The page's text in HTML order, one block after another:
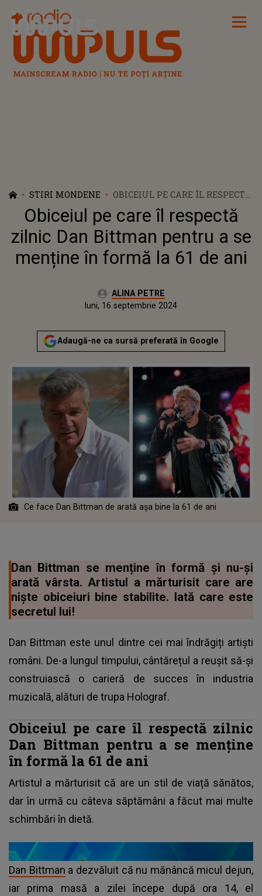
Radio Impuls
STIRI MONDENE
OBICEIUL PE CARE ÎL RESPECTĂ
ZILNIC DAN BITTMAN PENTRU
A SE MENȚINE ÎN FORMĂ LA 61
DE ANI
Obiceiul pe care îl respectă
zilnic Dan Bittman pentru a se
menține în formă la 61 de ani
Autor:ALINA PETRE
sâmbătă, 16 septembrie 2023
Actualizat:
luni, 16 septembrie 2024
Adaugă-ne ca sursă preferată în Google
Ce face Dan Bittman de arată așa bine la 61 de ani
Dan Bittman se menține în formă și nu-și
arată vârsta. Artistul a mărturisit care are
niște obiceiuri bine stabilite. Iată care este
secretul lui!
Dan Bittman este unul dintre cei mai îndrăgiți artiști
români. De-a lungul timpului, cântărețul a reușit să-și
construiască o carieră de succes în industria
muzicală, alături de trupa Holograf.
Obiceiul pe care îl respectă zilnic
Dan Bittman pentru a se menține
în formă la 61 de ani
Artistul a mărturisit că are un stil de viață sănătos,
dar în urmă cu câteva săptămâni a făcut mai multe
schimbări în dietă.
Dan Bittman a dezvăluit că nu mănâncă micul dejun,
iar prima masă a zilei începe după ora 14, el